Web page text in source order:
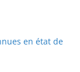
en état de